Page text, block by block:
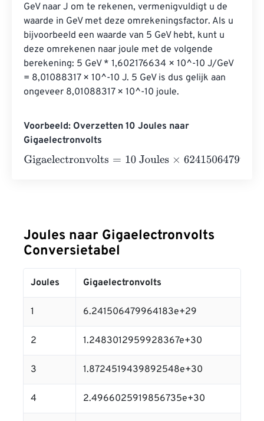
GeV naar J om te rekenen, vermenigvuldigt u de
waarde in GeV met deze omrekeningsfactor. Als u
bijvoorbeeld een waarde van 5 GeV hebt, kunt u
deze omrekenen naar joule met de volgende
berekening: 5 GeV * 1,602176634 × 10^-10 J/GeV
= 8,01088317 × 10^-10 J. 5 GeV is dus gelijk aan
ongeveer 8,01088317 × 10^-10 joule.
Voorbeeld: Overzetten 10 Joules naar
Gigaelectronvolts
Gigaelectronvolts=10 Joules×
Joules naar Gigaelectronvolts
Conversietabel
Joules Gigaelectronvolts
1 6.241506479964183e+29
2 1.2483012959928367e+30
3 1.8724519439892548e+30
4 2.4966025919856735e+30